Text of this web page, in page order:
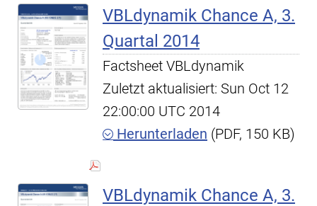
VBLdynamik Chance A, 3.
Quartal 2014
Factsheet VBLdynamik
Zuletzt aktualisiert: Sun Oct 12
22:00:00 UTC 2014
Herunterladen (PDF, 150 KB)
VBLdynamik Chance A, 3.